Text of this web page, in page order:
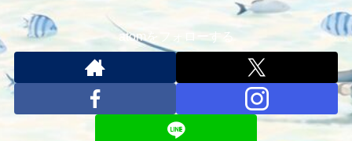
atomをフォローする